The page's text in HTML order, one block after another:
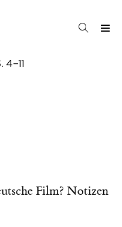
4–11
Film? Notizen